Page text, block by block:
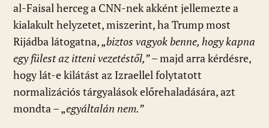
al-Faisal herceg a CNN-nek akként jellemezte a
kialakult helyzetet, miszerint, ha Trump most
Rijádba látogatna, „biztos vagyok benne, hogy kapna
egy fülest az itteni vezetéstől,”– majd arra kérdésre,
hogy lát-e kilátást az Izraellel folytatott
normalizációs tárgyalások előrehaladására, azt
mondta – „egyáltalán nem.”